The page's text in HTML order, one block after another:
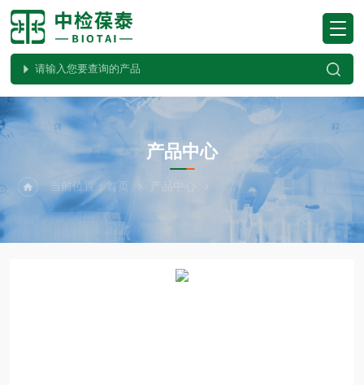
PRODUCTS CENTER
产品中心
当前位置：首页 产品中心 植物病害检测试剂盒系列